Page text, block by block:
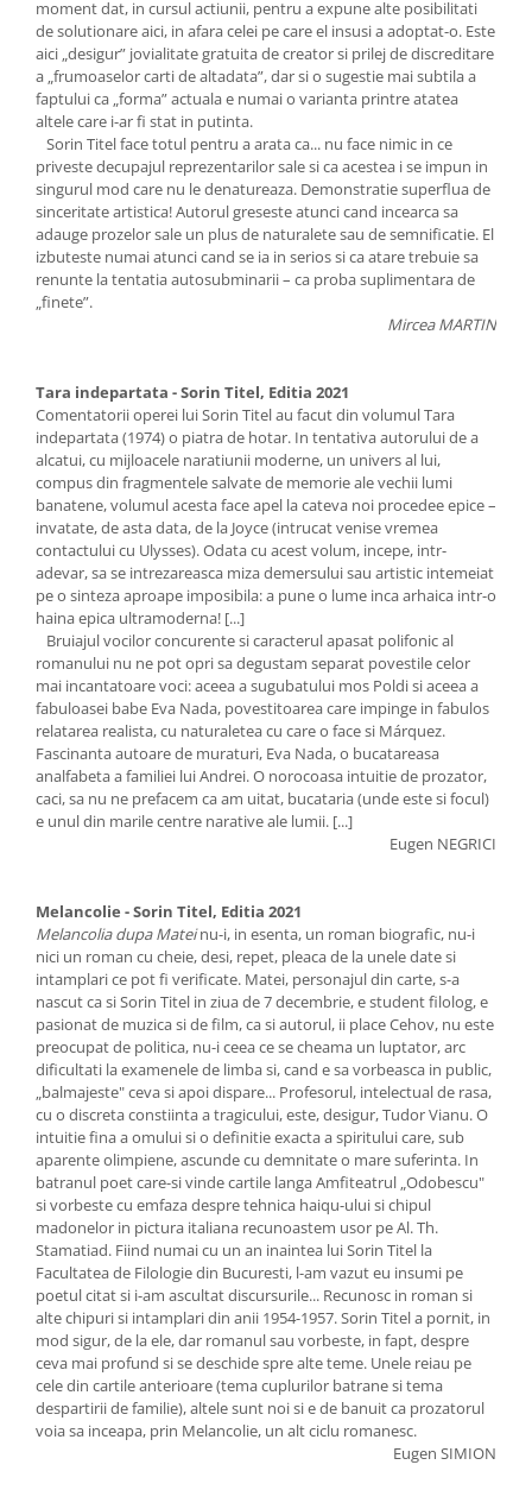
moment dat, in cursul actiunii, pentru a expune alte posibilitati
de solutionare aici, in afara celei pe care el insusi a adoptat-o. Este
aici „desigur” jovialitate gratuita de creator si prilej de discreditare
a „frumoaselor carti de altadata”, dar si o sugestie mai subtila a
faptului ca „forma” actuala e numai o varianta printre atatea
altele care i-ar fi stat in putinta.
Sorin Titel face totul pentru a arata ca... nu face nimic in ce
priveste decupajul reprezentarilor sale si ca acestea i se impun in
singurul mod care nu le denatureaza. Demonstratie superflua de
sinceritate artistica! Autorul greseste atunci cand incearca sa
adauge prozelor sale un plus de naturalete sau de semnificatie. El
izbuteste numai atunci cand se ia in serios si ca atare trebuie sa
renunte la tentatia autosubminarii – ca proba suplimentara de
„finete”.
Mircea MARTIN
Tara indepartata - Sorin Titel, Editia 2021
Comentatorii operei lui Sorin Titel au facut din volumul Tara
indepartata (1974) o piatra de hotar. In tentativa autorului de a
alcatui, cu mijloacele naratiunii moderne, un univers al lui,
compus din fragmentele salvate de memorie ale vechii lumi
banatene, volumul acesta face apel la cateva noi procedee epice –
invatate, de asta data, de la Joyce (intrucat venise vremea
contactului cu Ulysses). Odata cu acest volum, incepe, intr-
adevar, sa se intrezareasca miza demersului sau artistic intemeiat
pe o sinteza aproape imposibila: a pune o lume inca arhaica intr-o
haina epica ultramoderna! [...]
Bruiajul vocilor concurente si caracterul apasat polifonic al
romanului nu ne pot opri sa degustam separat povestile celor
mai incantatoare voci: aceea a sugubatului mos Poldi si aceea a
fabuloasei babe Eva Nada, povestitoarea care impinge in fabulos
relatarea realista, cu naturaletea cu care o face si Márquez.
Fascinanta autoare de muraturi, Eva Nada, o bucatareasa
analfabeta a familiei lui Andrei. O norocoasa intuitie de prozator,
caci, sa nu ne prefacem ca am uitat, bucataria (unde este si focul)
e unul din marile centre narative ale lumii. [...]
Eugen NEGRICI
Melancolie - Sorin Titel, Editia 2021
Melancolia dupa Mateinu-i, in esenta, un roman biografic, nu-i
nici un roman cu cheie, desi, repet, pleaca de la unele date si
intamplari ce pot fi verificate. Matei, personajul din carte, s-a
nascut ca si Sorin Titel in ziua de 7 decembrie, e student filolog, e
pasionat de muzica si de film, ca si autorul, ii place Cehov, nu este
preocupat de politica, nu-i ceea ce se cheama un luptator, arc
dificultati la examenele de limba si, cand e sa vorbeasca in public,
„balmajeste" ceva si apoi dispare... Profesorul, intelectual de rasa,
cu o discreta constiinta a tragicului, este, desigur, Tudor Vianu. O
intuitie fina a omului si o definitie exacta a spiritului care, sub
aparente olimpiene, ascunde cu demnitate o mare suferinta. In
batranul poet care-si vinde cartile langa Amfiteatrul „Odobescu"
si vorbeste cu emfaza despre tehnica haiqu-ului si chipul
madonelor in pictura italiana recunoastem usor pe Al. Th.
Stamatiad. Fiind numai cu un an inaintea lui Sorin Titel la
Facultatea de Filologie din Bucuresti, l-am vazut eu insumi pe
poetul citat si i-am ascultat discursurile... Recunosc in roman si
alte chipuri si intamplari din anii 1954-1957. Sorin Titel a pornit, in
mod sigur, de la ele, dar romanul sau vorbeste, in fapt, despre
ceva mai profund si se deschide spre alte teme. Unele reiau pe
cele din cartile anterioare (tema cuplurilor batrane si tema
despartirii de familie), altele sunt noi si e de banuit ca prozatorul
voia sa inceapa, prin Melancolie, un alt ciclu romanesc.
Eugen SIMION